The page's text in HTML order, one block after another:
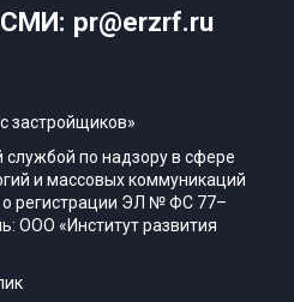
pr@erzrf.ru
застройщиков»
по надзору в сфере
и массовых коммуникаций
о регистрации ЭЛ № ФС 77–
ООО «Институт развития